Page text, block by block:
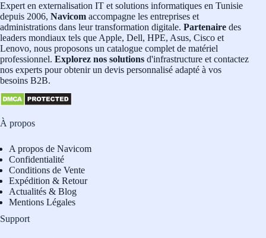
Expert en externalisation IT et solutions informatiques en Tunisie
depuis 2006, Navicom accompagne les entreprises et
administrations dans leur transformation digitale. Partenaire des
leaders mondiaux tels que Apple, Dell, HPE, Asus, Cisco et
Lenovo, nous proposons un catalogue complet de matériel
professionnel. Explorez nos solutions d'infrastructure et contactez
nos experts pour obtenir un devis personnalisé adapté à vos
besoins B2B.
À propos
A propos de Navicom
Confidentialité
Conditions de Vente
Expédition & Retour
Actualités & Blog
Mentions Légales
Support